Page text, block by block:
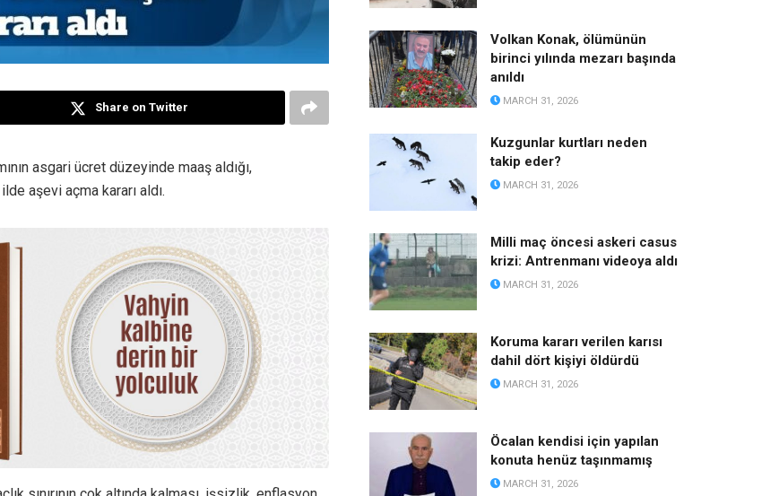
Share on Twitter
asgari ücret düzeyinde maaş aldığı,
aşevi açma kararı aldı.
Volkan Konak, ölümünün
birinci yılında mezarı başında
anıldı
MARCH 31, 2026
Kuzgunlar kurtları neden
takip eder?
MARCH 31, 2026
Milli maç öncesi askeri casus
krizi: Antrenmanı videoya aldı
MARCH 31, 2026
Koruma kararı verilen karısı
dahil dört kişiyi öldürdü
MARCH 31, 2026
Öcalan kendisi için yapılan
konuta henüz taşınmamış
MARCH 31, 2026